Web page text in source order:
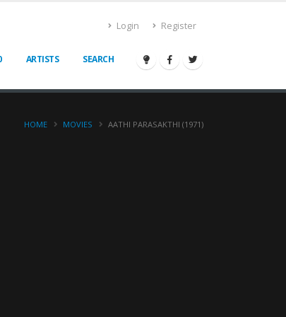
Login Register
ARTISTS SEARCH
HOME MOVIES AATHI PARASAKTHI (1971)